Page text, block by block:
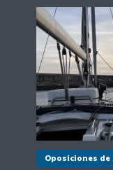
Oposiciones